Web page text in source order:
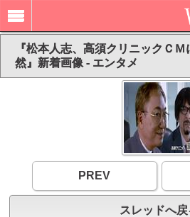
『松本人志、高須クリニックＣ
然』新着画像 - エンタメ
PREV
スレッドへ戻